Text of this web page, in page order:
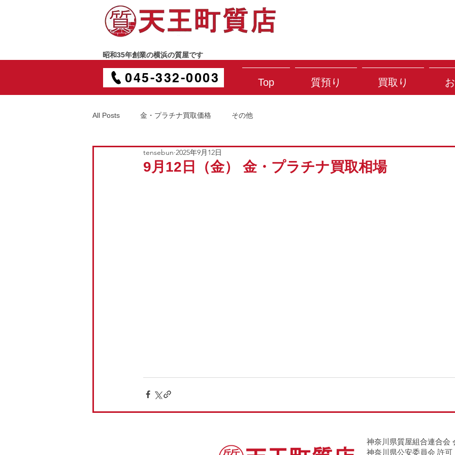
昭和35年創業の横浜の質屋です
045-332-0003 Top 質預り 買取り
All Posts 金・プラチナ買取価格 その他
9月12日（金） 金・プラチナ買取相場
tensebun 2025年9月12日
神奈川県質屋組合連合会
神奈川県公安委員会 許可